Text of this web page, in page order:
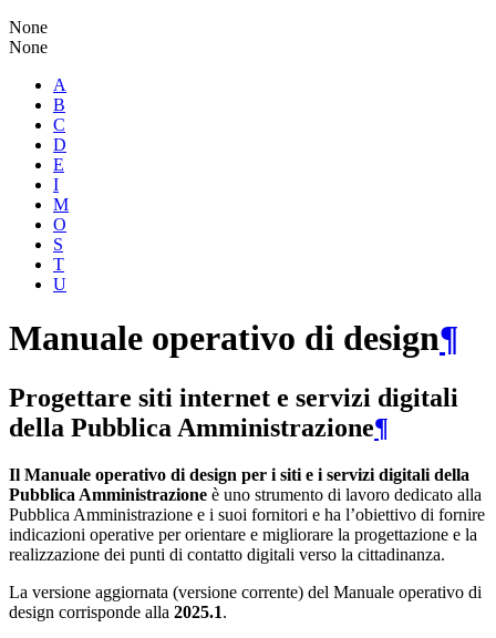
None
None
A
B
C
D
E
I
M
O
S
T
U
Manuale operativo di design¶
Progettare siti internet e servizi digitali
della Pubblica Amministrazione¶
Il Manuale operativo di design per i siti e i servizi digitali della
Pubblica Amministrazione è uno strumento di lavoro dedicato alla
Pubblica Amministrazione e i suoi fornitori e ha l’obiettivo di fornire
indicazioni operative per orientare e migliorare la progettazione e la
realizzazione dei punti di contatto digitali verso la cittadinanza.
La versione aggiornata (versione corrente) del Manuale operativo di
design corrisponde alla 2025.1.